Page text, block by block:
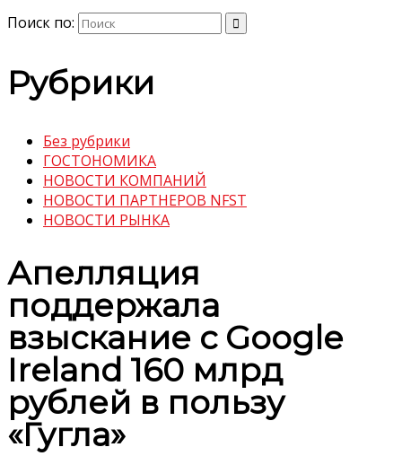
Поиск по:
Рубрики
Без рубрики
ГОСТОНОМИКА
НОВОСТИ КОМПАНИЙ
НОВОСТИ ПАРТНЕРОВ NFST
НОВОСТИ РЫНКА
Апелляция
поддержала
взыскание с Google
Ireland 160 млрд
рублей в пользу
«Гугла»